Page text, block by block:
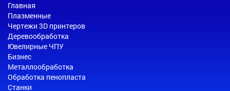
Главная
Плазменные
Чертежи 3D принтеров
Деревообработка
Ювелирные ЧПУ
Бизнес
Металлообработка
Обработка пенопласта
Станки